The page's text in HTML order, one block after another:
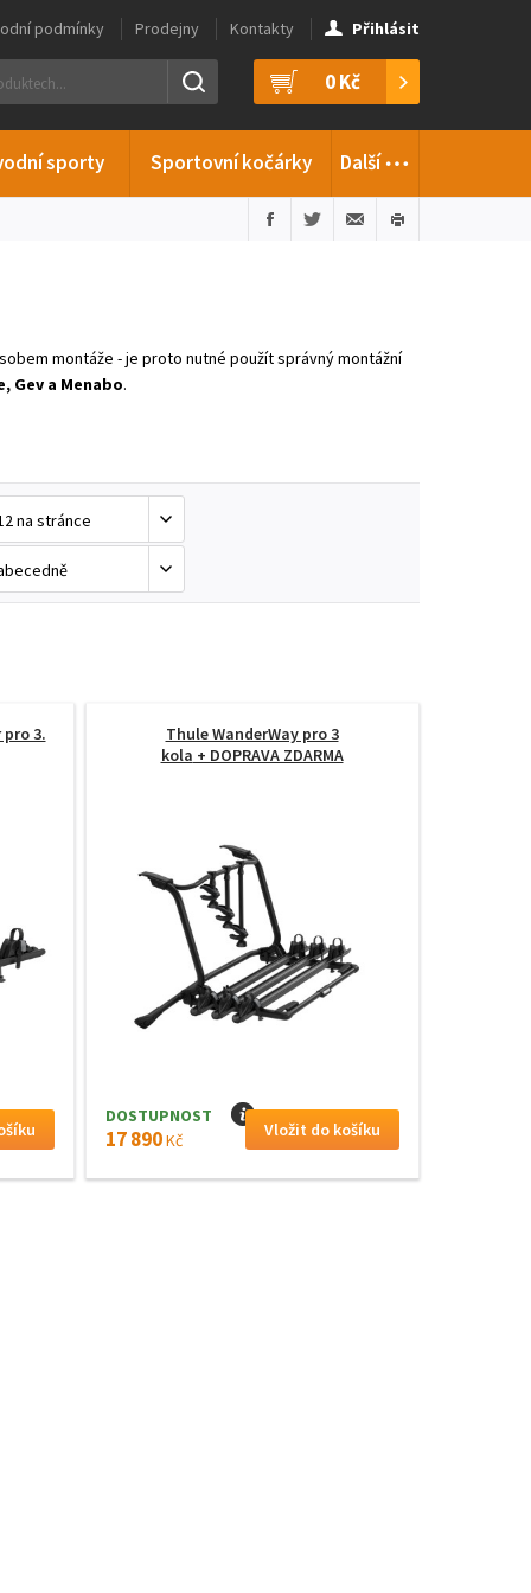
0 Kč
sporty Sportovní kočárky Další…
podmínky Prodejny Kontakty Přihlásit
montáže - je proto nutné použít správný montážní
Gev a Menabo.
3.
Thule WanderWay pro 3
kola + DOPRAVA ZDARMA
DOSTUPNOST I
17 890Kč